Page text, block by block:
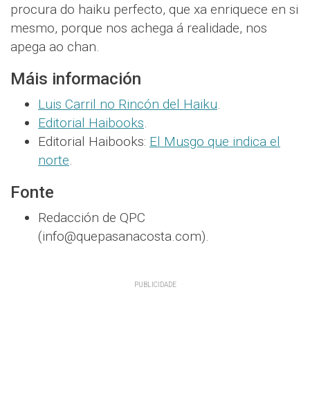
procura do haiku perfecto, que xa enriquece en si
mesmo, porque nos achega á realidade, nos
apega ao chan.
Máis información
Luis Carril no Rincón del Haiku.
Editorial Haibooks.
Editorial Haibooks: El Musgo que indica el
norte.
Fonte
Redacción de QPC
(info@quepasanacosta.com).